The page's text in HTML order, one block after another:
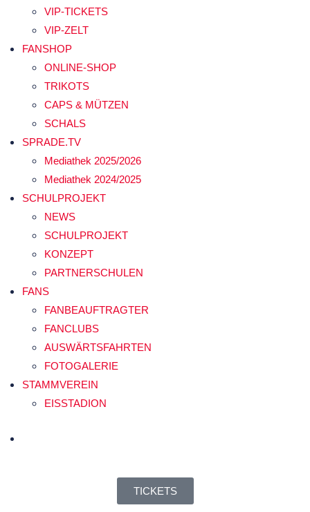
VIP-TICKETS
VIP-ZELT
FANSHOP
ONLINE-SHOP
TRIKOTS
CAPS & MÜTZEN
SCHALS
SPRADE.TV
Mediathek 2025/2026
Mediathek 2024/2025
SCHULPROJEKT
NEWS
SCHULPROJEKT
KONZEPT
PARTNERSCHULEN
FANS
FANBEAUFTRAGTER
FANCLUBS
AUSWÄRTSFAHRTEN
FOTOGALERIE
STAMMVEREIN
EISSTADION
TICKETS